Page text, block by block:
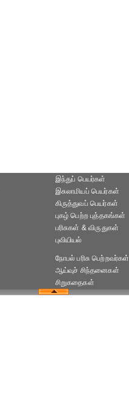
இந்துப் பெயர்கள்
இசுலாமியப் பெயர்கள்
கிருத்துவப் பெயர்கள்
புகழ் பெற்ற புத்தகங்கள்
பரிசுகள் & விருதுகள்
புவியியல்
நோபல் பரிசு‎ பெற்றவர்‎கள்
ஆய்வுச் சிந்தனைகள்
சிறுகதைகள்